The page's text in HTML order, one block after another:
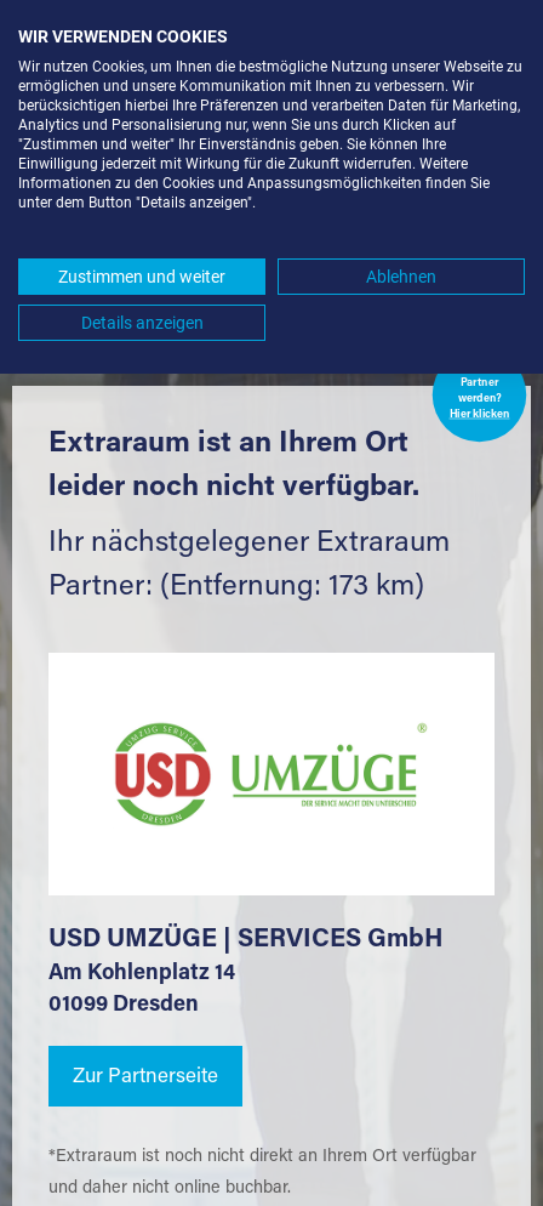
LAGERBOX IN BERLIN-
UND UMGEBUNG *
Komfortabel einlagern mit Extraraum
Partner
werden?
Hier klicken
Extraraum ist an Ihrem Ort
leider noch nicht verfügbar.
Ihr nächstgelegener Extraraum
Partner: (Entfernung: 173 km)
USD UMZÜGE | SERVICES GmbH
Am Kohlenplatz 14
01099 Dresden
Zur Partnerseite
*Extraraum ist noch nicht direkt an Ihrem Ort verfügbar
und daher nicht online buchbar.
WIR VERWENDEN COOKIES
Wir nutzen Cookies, um Ihnen die bestmögliche Nutzung unserer Webseite zu
ermöglichen und unsere Kommunikation mit Ihnen zu verbessern. Wir
berücksichtigen hierbei Ihre Präferenzen und verarbeiten Daten für Marketing,
Analytics und Personalisierung nur, wenn Sie uns durch Klicken auf
"Zustimmen und weiter" Ihr Einverständnis geben. Sie können Ihre
Einwilligung jederzeit mit Wirkung für die Zukunft widerrufen. Weitere
Informationen zu den Cookies und Anpassungsmöglichkeiten finden Sie
unter dem Button "Details anzeigen".
Zustimmen und weiter Ablehnen
Details anzeigen